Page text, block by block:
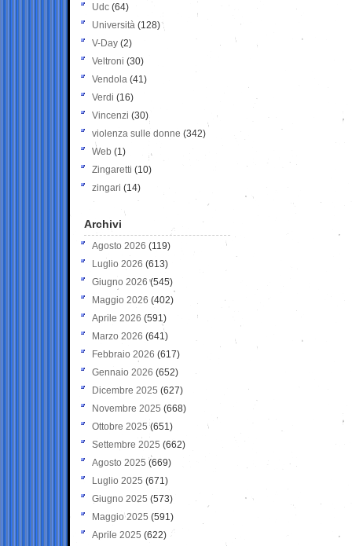
Udc (64)
Università (128)
V-Day (2)
Veltroni (30)
Vendola (41)
Verdi (16)
Vincenzi (30)
violenza sulle donne (342)
Web (1)
Zingaretti (10)
zingari (14)
Archivi
Agosto 2026 (119)
Luglio 2026 (613)
Giugno 2026 (545)
Maggio 2026 (402)
Aprile 2026 (591)
Marzo 2026 (641)
Febbraio 2026 (617)
Gennaio 2026 (652)
Dicembre 2025 (627)
Novembre 2025 (668)
Ottobre 2025 (651)
Settembre 2025 (662)
Agosto 2025 (669)
Luglio 2025 (671)
Giugno 2025 (573)
Maggio 2025 (591)
Aprile 2025 (622)